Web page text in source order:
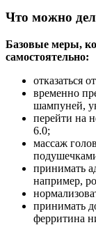
Что можно
Базовые меры,
самостоятельно:
отказаться
временно
шампуней,
перейти на
6.0;
массаж
принимать
например,
принимать
ферритина